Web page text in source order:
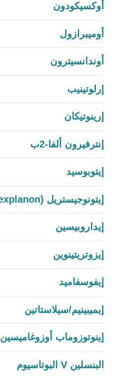
أوكسيكودون
أوميبرازول
أوندانسيترون
إرلوتينيب
إرينوتيكان
إنترفيرون ألفا-2ب
إيتوبوسيد
إيتونوجيستريل (Nexplanon®)
إيداروبيسين
إيزوتريتينوين
إيفوسفاميد
إيميبينيم/سيلاستاتين
إينوتوزوماب أوزوغاميسين
البنسلين V البوتاسيوم